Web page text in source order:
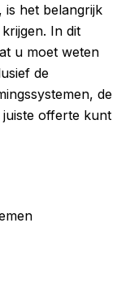
het belangrijk
In dit
u moet weten
de
de
offerte kunt